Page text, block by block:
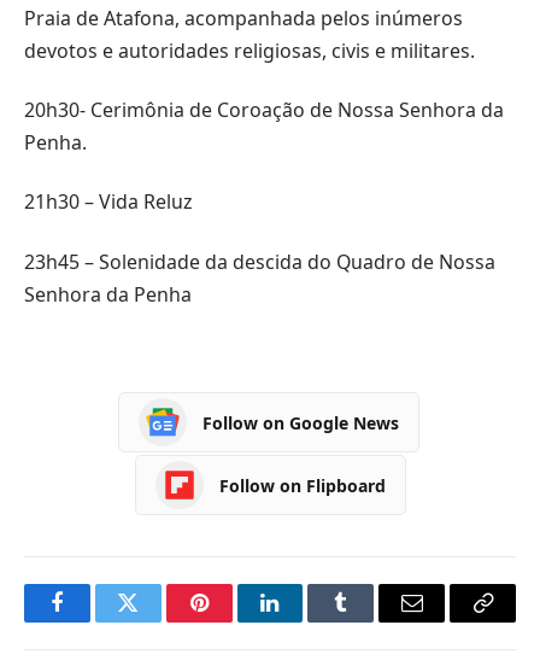
Praia de Atafona, acompanhada pelos inúmeros
devotos e autoridades religiosas, civis e militares.
20h30- Cerimônia de Coroação de Nossa Senhora da
Penha.
21h30 – Vida Reluz
23h45 – Solenidade da descida do Quadro de Nossa
Senhora da Penha
Follow on Google News
Follow on Flipboard
FacebookTwitter PinterestLinkedInTumblr Email
Copy